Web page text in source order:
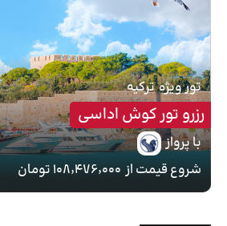
تور ویژهترکیه
رزرو تور کوش اداسی
با پرواز
شروع قیمت از ۱۰۸٬۴۷۶٬۰۰۰ تومان